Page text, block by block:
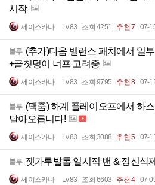
시작
세이스카나 Lv.83 조회 4251 추천 7 07-
블루 (추가)다음 밸런스 패치에서 일
+골칫덩이 너프 고려중
세이스카나 Lv.83 조회 9795 추천 8 07-
블루 (팩줌) 하계 플레이오프에서 하
달아오릅니다!
세이스카나 Lv.83 조회 3088 추천 5 07-11
블루 잿가루발톱 일시적 밴 & 정신삭
세이스카나 Lv.83 조회 6603 추천 4 07-